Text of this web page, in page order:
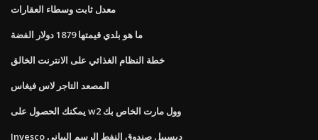
معدل ثابت وسطاء العقارات
ما هو بلدي قيمتها 1879 دولار الفضة
خطة النظام الغذائي على الانترنت الخالق
المصعد التاجر لاس فيغاس
يمكنك الحصول على w2 وول مارت الخاص بك
Invesco ديسيبل صندوق النفط الرسم البياني